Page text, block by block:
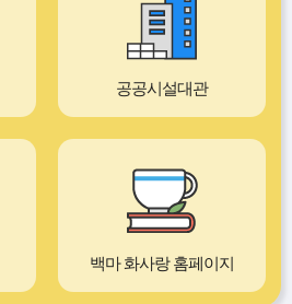
공공시설대관
백마 화사랑 홈페이지